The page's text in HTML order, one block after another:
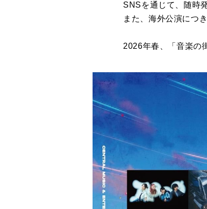
SNSを通じて、随時
また、海外公演につ
2026年春、「音楽の